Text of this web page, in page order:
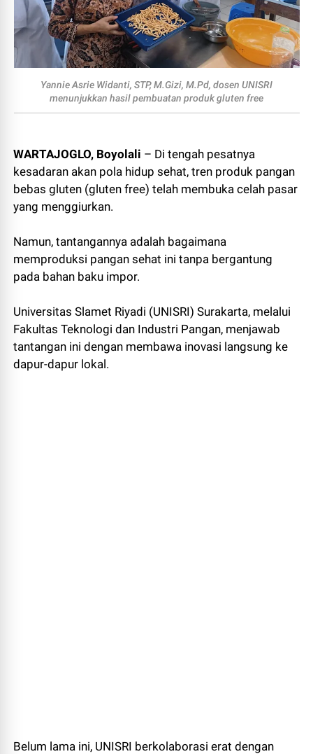
Yannie Asrie Widanti, STP, M.Gizi, M.Pd, dosen UNISRI
menunjukkan hasil pembuatan produk gluten free
WARTAJOGLO, Boyolali – Di tengah pesatnya
kesadaran akan pola hidup sehat, tren produk pangan
bebas gluten (gluten free) telah membuka celah pasar
yang menggiurkan.
Namun, tantangannya adalah bagaimana
memproduksi pangan sehat ini tanpa bergantung
pada bahan baku impor.
Universitas Slamet Riyadi (UNISRI) Surakarta, melalui
Fakultas Teknologi dan Industri Pangan, menjawab
tantangan ini dengan membawa inovasi langsung ke
dapur-dapur lokal.
Belum lama ini, UNISRI berkolaborasi erat dengan